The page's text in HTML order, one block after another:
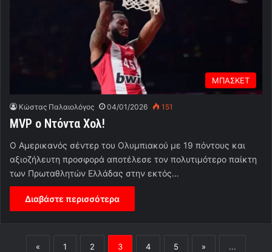
ΜΠΑΣΚΕΤ
Κώστας Παλαιολόγος 04/01/2026 151
ΜVP ο Ντόντα Χολ!
Ο Αμερικανός σέντερ του Ολυμπιακού με 19 πόντους και
αξιοζήλευτη προσφορά αποτέλεσε τον πολυτιμότερο παίκτη
των Πρωταθλητών Ελλάδας στην εκτός…
Διαβάστε περισσότερα
« 1 2 3 4 5 » ...